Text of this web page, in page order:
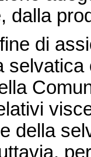
dalla
di
della